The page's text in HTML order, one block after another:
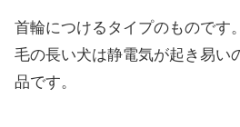
首輪につけるタイプのものです。
毛の長い犬は静電気が起き易い
品です。